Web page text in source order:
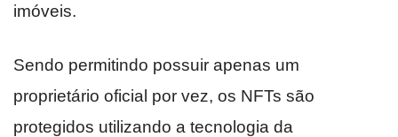
imóveis.
Sendo permitindo possuir apenas um
proprietário oficial por vez, os NFTs são
protegidos utilizando a tecnologia da